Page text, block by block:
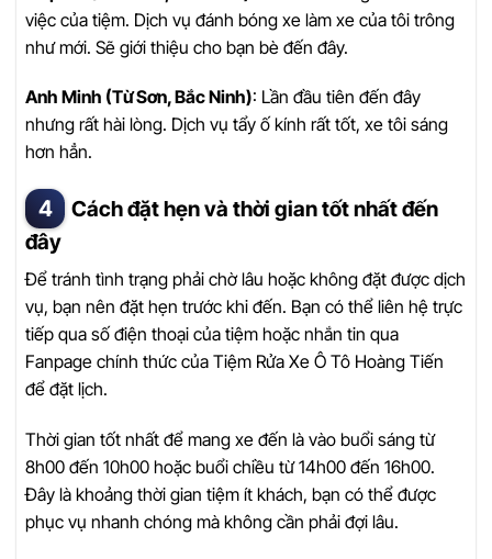
việc của tiệm. Dịch vụ đánh bóng xe làm xe của tôi trông
như mới. Sẽ giới thiệu cho bạn bè đến đây.
Anh Minh (Từ Sơn, Bắc Ninh): Lần đầu tiên đến đây
nhưng rất hài lòng. Dịch vụ tẩy ố kính rất tốt, xe tôi sáng
hơn hẳn.
Cách đặt hẹn và thời gian tốt nhất đến
đây
Để tránh tình trạng phải chờ lâu hoặc không đặt được dịch
vụ, bạn nên đặt hẹn trước khi đến. Bạn có thể liên hệ trực
tiếp qua số điện thoại của tiệm hoặc nhắn tin qua
Fanpage chính thức của Tiệm Rửa Xe Ô Tô Hoàng Tiến
để đặt lịch.
Thời gian tốt nhất để mang xe đến là vào buổi sáng từ
8h00 đến 10h00 hoặc buổi chiều từ 14h00 đến 16h00.
Đây là khoảng thời gian tiệm ít khách, bạn có thể được
phục vụ nhanh chóng mà không cần phải đợi lâu.